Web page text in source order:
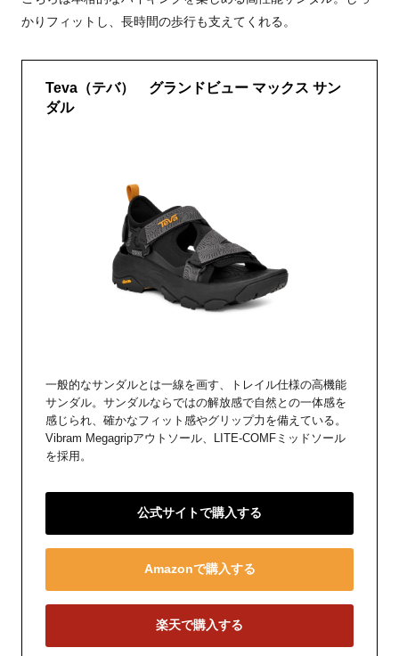
かりフィットし、長時間の歩行も支えてくれる。
Teva（テバ） グランドビュー マックス サン
ダル
一般的なサンダルとは一線を画す、トレイル仕様の高機能
サンダル。サンダルならではの解放感で自然との一体感を
感じられ、確かなフィット感やグリップ力を備えている。
Vibram Megagripアウトソール、LITE-COMFミッドソール
を採用。
公式サイトで購入する
Amazonで購入する
楽天で購入する